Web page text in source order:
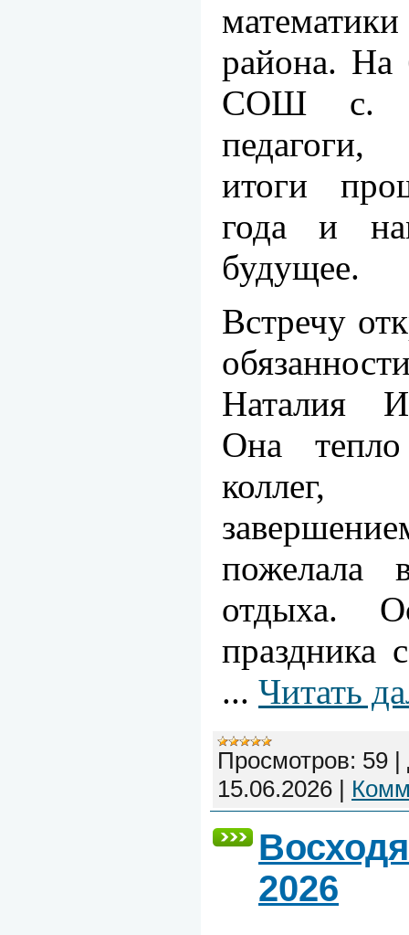
района.
СОШ с. Б-
итоги
года и
будущее.
Встречу
Наталия
Она тепло
коллег,
пожелала
отдыха.
праздника
... Читать
Просмотров: 59 |
15.06.2026 |
2026